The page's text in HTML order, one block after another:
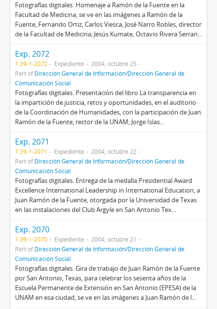
Fotografías digitales. Homenaje a Ramón de la Fuente en la
Facultad de Medicina, se ve en las imágenes a Ramón de la
Fuente, Fernando Ortiz, Carlos Viesca, José Narro Robles, director
de la Facultad de Medicina; Jesús Kumate, Octavio Rivera Serran...
Exp. 2072
1.39-1-2072 Expediente
2004, octubre 25
Part ofDirección General de Información/Dirección General de
Comunicación Social
Fotografías digitales. Presentación del libro La transparencia en
la impartición de justicia, retos y oportunidades, en el auditorio
de la Coordinación de Humanidades, con la participación de Juan
Ramón de la Fuente, rector de la UNAM; Jorge Islas...
Exp. 2071
1.39-1-2071 Expediente
2004, octubre 22
Part ofDirección General de Información/Dirección General de
Comunicación Social
Fotografías digitales. Entrega de la medalla Presidential Award
Excellence International Leadership in International Education, a
Juan Ramón de la Fuente, otorgada por la Universidad de Texas
en las instalaciones del Club Argyle en San Antonio Tex...
Exp. 2070
1.39-1-2070 Expediente
2004, octubre 21
Part ofDirección General de Información/Dirección General de
Comunicación Social
Fotografías digitales. Gira de trabajo de Juan Ramón de la Fuente
por San Antonio, Texas, para celebrar los sesenta años de la
Escuela Permanente de Extensión en San Antonio (EPESA) de la
UNAM en esa ciudad, se ve en las imágenes a Juan Ramón de l...